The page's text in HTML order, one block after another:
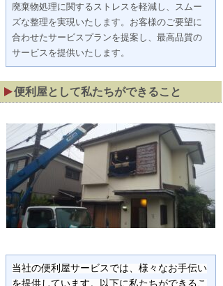
廃棄物処理に関するストレスを軽減し、スムー
ズな整理を実現いたします。お客様のご要望に
合わせたサービスプランを提案し、最高品質の
サービスを提供いたします。
便利屋として私たちができること
当社の便利屋サービスでは、様々なお手伝い
を提供しています。以下に私たちができるこ